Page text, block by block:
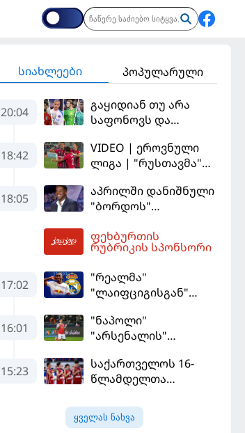
სიახლეები პოპულარული
20:04
გაყიდიან თუ არა
საფონოვს და
იქნება პსჟ-ს
ძირითადი მეკარე?
18:42
VIDEO | ეროვნული
ლიგა | "რუსთავმა"
დამსახურებულად
მოიგო, "ტორპედომ"
18:05
აპრილში დანიშნული
"ბორდოს"
გადააყენეს
ფეხბურთის
რუბრიკის სპონსორი
17:02
"რეალმა"
"ლაიფციგისგან"
მილიონად შეიძინა
16:01
"ნაპოლი"
"არსენალის"
შეძენას ცდილობს
15:23
საქართველოს 16-
წლამდელთა
ევრობასკეტი
ისრაელთან მარცხით
ყველას ნახვა